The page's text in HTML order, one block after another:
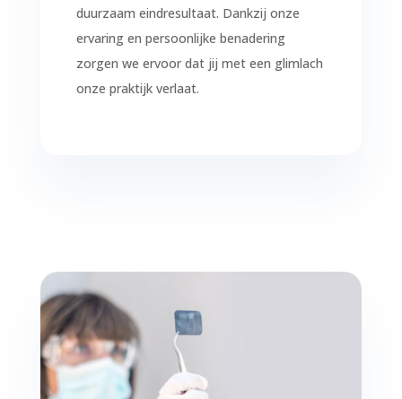
duurzaam eindresultaat. Dankzij onze
ervaring en persoonlijke benadering
zorgen we ervoor dat jij met een glimlach
onze praktijk verlaat.